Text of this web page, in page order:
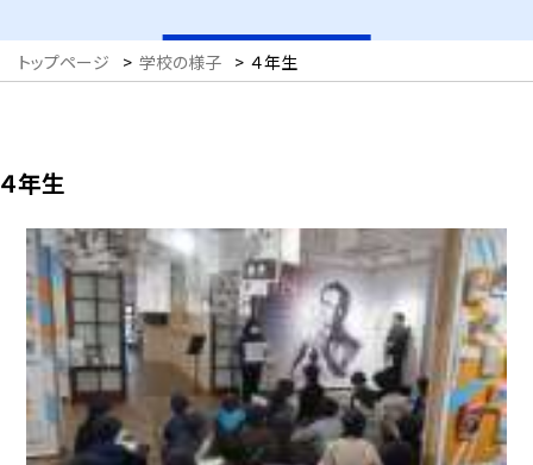
トップページ > 学校の様子 > ４年生
４年生